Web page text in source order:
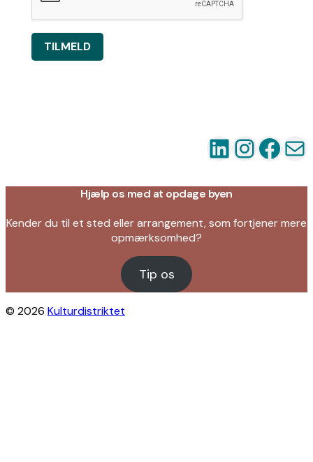
TILMELD
LinkedIn
Hjælp os med at opdage byen
Kender du til et sted eller arrangement, som fortjener mere
opmærksomhed?
Tip os
© 2026 Kulturdistriktet